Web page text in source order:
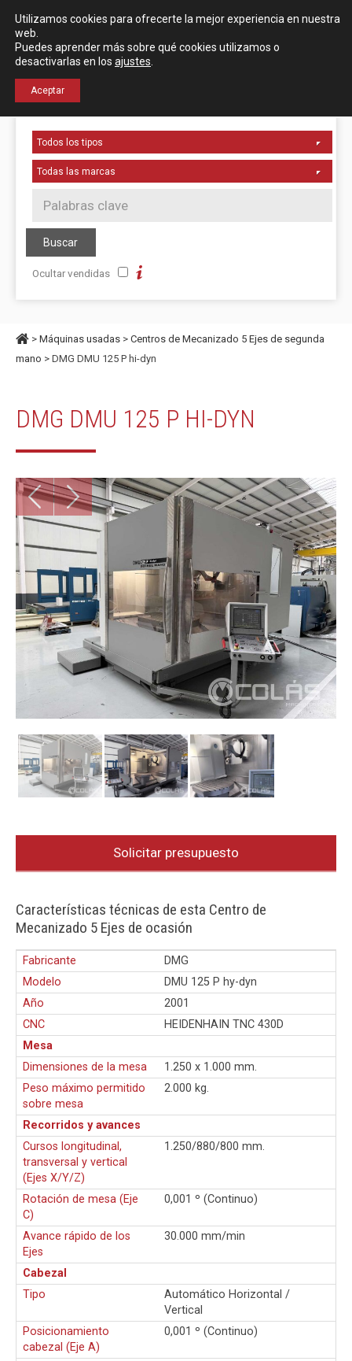
Localización Español English
Ocultar vendidas
> Máquinas usadas > Centros de Mecanizado 5 Ejes de segunda
mano > DMG DMU 125 P hi-dyn
DMG DMU 125 P HI-DYN
Solicitar presupuesto
Características técnicas de esta Centro de
Mecanizado 5 Ejes de ocasión
Fabricante
DMG
Modelo
DMU 125 P hy-dyn
Año
2001
CNC
HEIDENHAIN TNC 430D
Mesa
Dimensiones de la mesa
1.250 x 1.000 mm.
Peso máximo permitido
sobre mesa
2.000 kg.
Recorridos y avances
Cursos longitudinal,
transversal y vertical
(Ejes X/Y/Z)
1.250/880/800 mm.
Rotación de mesa (Eje
C)
0,001 º (Continuo)
Avance rápido de los
Ejes
30.000 mm/min
Cabezal
Tipo
Automático Horizontal /
Vertical
Posicionamiento
cabezal (Eje A)
0,001 º (Continuo)
Utilizamos cookies para ofrecerte la mejor experiencia en nuestra
web.
Puedes aprender más sobre qué cookies utilizamos o
desactivarlas en los ajustes
Aceptar